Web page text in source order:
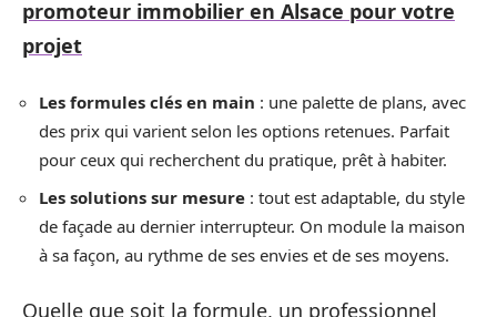
promoteur immobilier en Alsace pour votre
projet
Les formules clés en main : une palette de plans, avec
des prix qui varient selon les options retenues. Parfait
pour ceux qui recherchent du pratique, prêt à habiter.
Les solutions sur mesure : tout est adaptable, du style
de façade au dernier interrupteur. On module la maison
à sa façon, au rythme de ses envies et de ses moyens.
Quelle que soit la formule, un professionnel